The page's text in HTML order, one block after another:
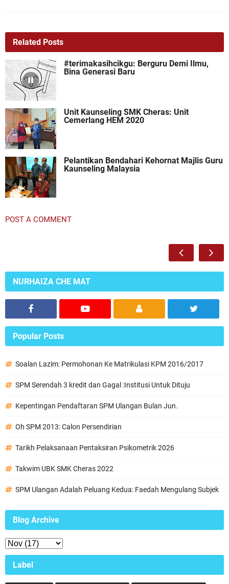
Related Posts
#terimakasihcikgu: Berguru Demi Ilmu,
Bina Generasi Baru
Unit Kaunseling SMK Cheras: Unit
Cemerlang HEM 2020
Pelantikan Bendahari Kehornat Majlis Guru
Kaunseling Malaysia
POST A COMMENT
NURHAIZA CHE MAT
Popular Posts
Soalan Lazim: Permohonan Ke Matrikulasi KPM 2016/2017
SPM Serendah 3 kredit dan Gagal :Institusi Untuk Dituju
Kepentingan Pendaftaran SPM Ulangan Bulan Jun.
Oh SPM 2013: Calon Persendirian
Tarikh Pelaksanaan Pentaksiran Psikometrik 2026
Takwim UBK SMK Cheras 2022
SPM Ulangan Adalah Peluang Kedua: Faedah Mengulang Subjek
Blog Archive
Label